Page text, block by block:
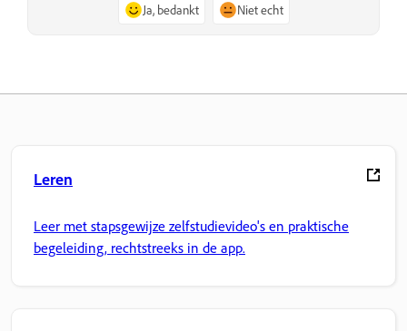
Ja, bedankt Niet echt
Leren
Leer met stapsgewijze zelfstudievideo's en praktische
begeleiding, rechtstreeks in de app.